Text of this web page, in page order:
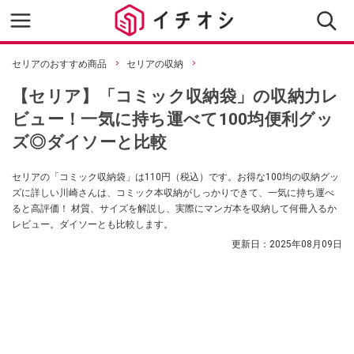
セリアのおすすめ商品 セリアの収納
【セリア】「コミック収納袋」の収納力レ
ビュー！一気に持ち運べて100均便利グッ
ズ◎ダイソーと比較
セリアの「コミック収納袋」は110円（税込）です。お得な100均の収納グッ
ズに詳しい川崎さんは、コミック本収納がしっかりできて、一気に持ち運べ
ると高評価！ 材質、サイズを解説し、実際にマンガ本を収納して何冊入るか
レビュー。ダイソーとも比較します。
更新日： 2025年08月09日